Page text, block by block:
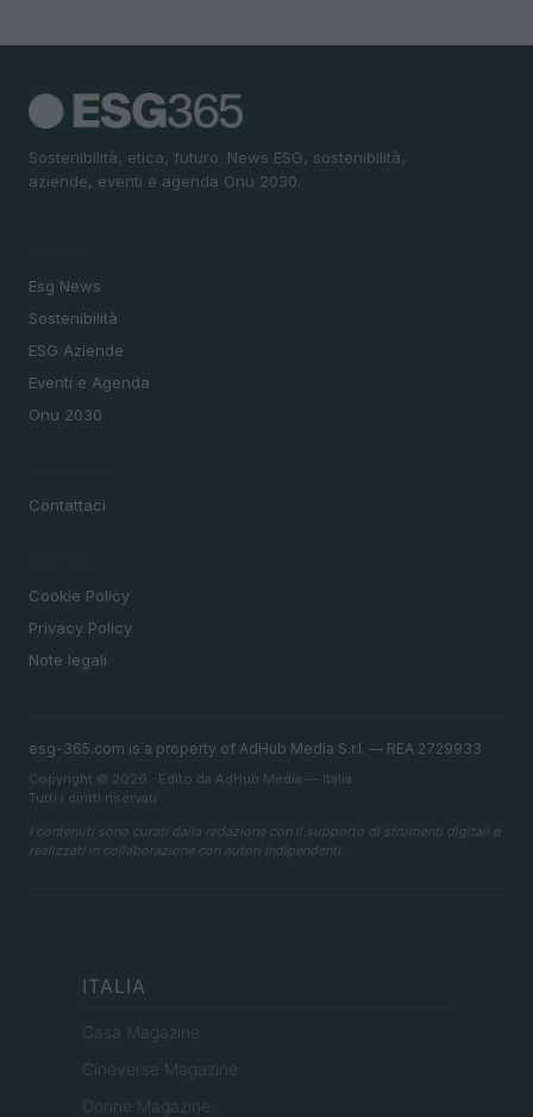
Sostenibilità, etica, futuro. News ESG, sostenibilità,
aziende, eventi e agenda Onu 2030.
Esg News
Sostenibilità
ESG Aziende
Eventi e Agenda
Onu 2030
Contattaci
Cookie Policy
Privacy Policy
Note legali
esg-365.com is a property of AdHub Media S.r.l. — REA 2729933
Copyright © 2026 · Edito da AdHub Media — Italia
Tutti i diritti riservati
I contenuti sono curati dalla redazione con il supporto di strumenti digitali e
realizzati in collaborazione con autori indipendenti.
ITALIA
Casa Magazine
Cineverse Magazine
Donne Magazine